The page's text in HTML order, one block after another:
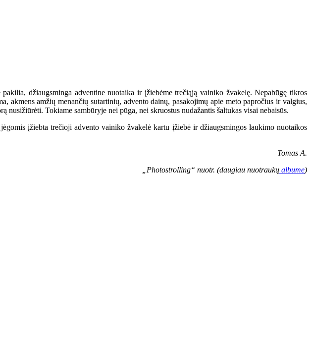
džiaugsminga adventine nuotaika ir įžiebėme trečiąją vainiko žvakelę. Nepabūgę tikros
akmens amžių menančių sutartinių, advento dainų, pasakojimų apie meto papročius ir valgius,
nusižiūrėti. Tokiame sambūryje nei pūga, nei skruostus nudažantis šaltukas visai nebaisūs.
įžiebta trečioji advento vainiko žvakelė kartu įžiebė ir džiaugsmingos laukimo nuotaikos
Tomas A.
„Photostrolling“ nuotr. (daugiau nuotraukų albume)